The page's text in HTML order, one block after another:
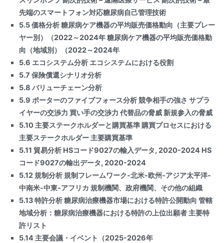
先端のスマートフォン対応糖尿病自己管理技術
5.5 価格分析 糖尿病ケア機器の平均販売価格動向（主要プレー
ヤー別）（2022～2024年 糖尿病ケア機器の平均販売価格動
向（地域別）（2022～2024年
5.6 エコシステム分析 エコシステムにおける役割
5.7 保険償還シナリオ分析
5.8 バリューチェーン分析
5.9 ポーターのファイブフォース分析 競争相手の強さ サプラ
イヤーの交渉力 買い手の交渉力 代替品の脅威 新規参入の脅威
5.10 主要ステークホルダーと購買基準 購買プロセスにおける
主要ステークホルダー 主要購買基準
5.11 貿易分析 HSコード9027の輸入データ, 2020-2024 HS
コード9027の輸出データ, 2020-2024
5.12 規制分析 規制フレームワーク-北米-欧州-アジア太平洋-
中南米-中東-アフリカ 規制機関、政府機関、その他の組織
5.13 特許分析 糖尿病治療機器市場における特許公開動向 管轄
地域分析：糖尿病治療機器における特許の上位出願者 主要特
許リスト
5.14 主要会議・イベント（2025-2026年